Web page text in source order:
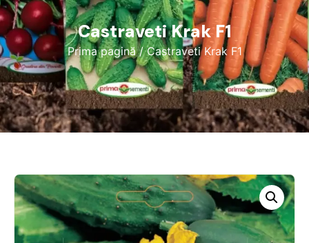
Castraveti Krak F1
Prima pagină/ Castraveti Krak F1